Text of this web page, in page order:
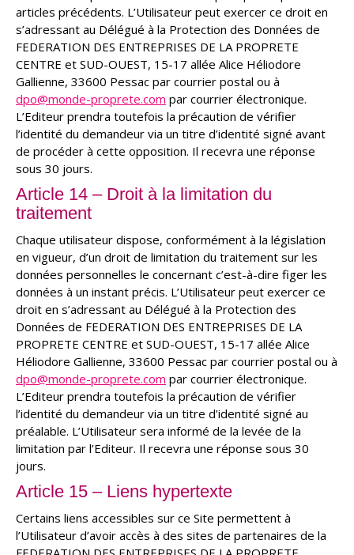
articles précédents. L’Utilisateur peut exercer ce droit en
s’adressant au Délégué à la Protection des Données de
FEDERATION DES ENTREPRISES DE LA PROPRETE
CENTRE et SUD-OUEST, 15-17 allée Alice Héliodore
Gallienne, 33600 Pessac par courrier postal ou à
dpo@monde-proprete.com par courrier électronique.
L’Editeur prendra toutefois la précaution de vérifier
l’identité du demandeur via un titre d’identité signé avant
de procéder à cette opposition. Il recevra une réponse
sous 30 jours.
Article 14 – Droit à la limitation du
traitement
Chaque utilisateur dispose, conformément à la législation
en vigueur, d’un droit de limitation du traitement sur les
données personnelles le concernant c’est-à-dire figer les
données à un instant précis. L’Utilisateur peut exercer ce
droit en s’adressant au Délégué à la Protection des
Données de FEDERATION DES ENTREPRISES DE LA
PROPRETE CENTRE et SUD-OUEST, 15-17 allée Alice
Héliodore Gallienne, 33600 Pessac par courrier postal ou à
dpo@monde-proprete.com par courrier électronique.
L’Editeur prendra toutefois la précaution de vérifier
l’identité du demandeur via un titre d’identité signé au
préalable. L’Utilisateur sera informé de la levée de la
limitation par l’Editeur. Il recevra une réponse sous 30
jours.
Article 15 – Liens hypertexte
Certains liens accessibles sur ce Site permettent à
l’Utilisateur d’avoir accès à des sites de partenaires de la